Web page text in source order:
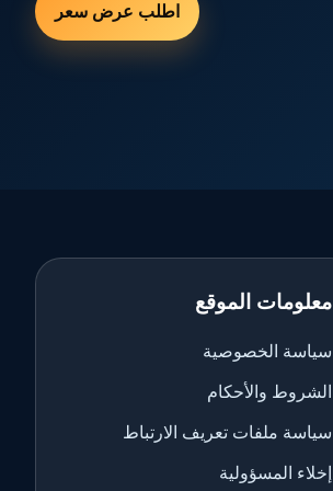
اطلب عرض سعر
معلومات الموقع
سياسة الخصوصية
الشروط والأحكام
سياسة ملفات تعريف الارتباط
إخلاء المسؤولية